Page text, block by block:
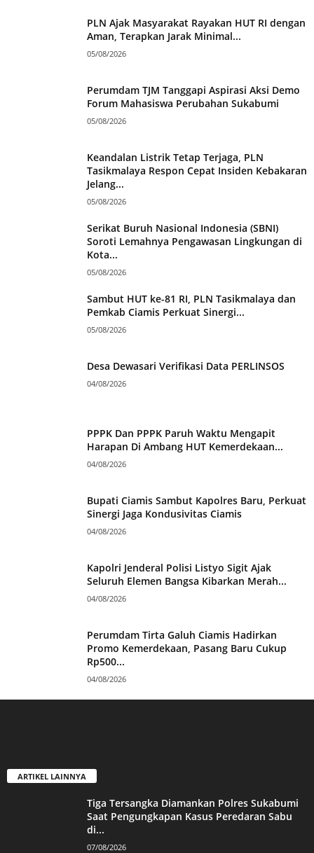
PLN Ajak Masyarakat Rayakan HUT RI dengan
Aman, Terapkan Jarak Minimal...
05/08/2026
Perumdam TJM Tanggapi Aspirasi Aksi Demo
Forum Mahasiswa Perubahan Sukabumi
05/08/2026
Keandalan Listrik Tetap Terjaga, PLN
Tasikmalaya Respon Cepat Insiden Kebakaran
Jelang...
05/08/2026
Serikat Buruh Nasional Indonesia (SBNI)
Soroti Lemahnya Pengawasan Lingkungan di
Kota...
05/08/2026
Sambut HUT ke-81 RI, PLN Tasikmalaya dan
Pemkab Ciamis Perkuat Sinergi...
05/08/2026
Desa Dewasari Verifikasi Data PERLINSOS
04/08/2026
PPPK Dan PPPK Paruh Waktu Mengapit
Harapan Di Ambang HUT Kemerdekaan...
04/08/2026
Bupati Ciamis Sambut Kapolres Baru, Perkuat
Sinergi Jaga Kondusivitas Ciamis
04/08/2026
Kapolri Jenderal Polisi Listyo Sigit Ajak
Seluruh Elemen Bangsa Kibarkan Merah...
04/08/2026
Perumdam Tirta Galuh Ciamis Hadirkan
Promo Kemerdekaan, Pasang Baru Cukup
Rp500...
04/08/2026
ARTIKEL LAINNYA
Tiga Tersangka Diamankan Polres Sukabumi
Saat Pengungkapan Kasus Peredaran Sabu
di...
07/08/2026